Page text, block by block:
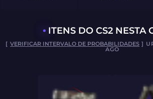
ITENS DO CS2 NESTA
[VERIFICAR INTERVALO DE PROBABILIDADES ]
AGO